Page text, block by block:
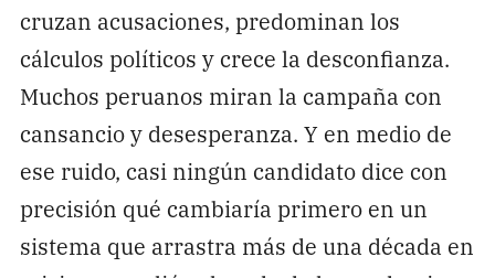
cruzan acusaciones, predominan los
cálculos políticos y crece la desconfianza.
Muchos peruanos miran la campaña con
cansancio y desesperanza. Y en medio de
ese ruido, casi ningún candidato dice con
precisión qué cambiaría primero en un
sistema que arrastra más de una década en